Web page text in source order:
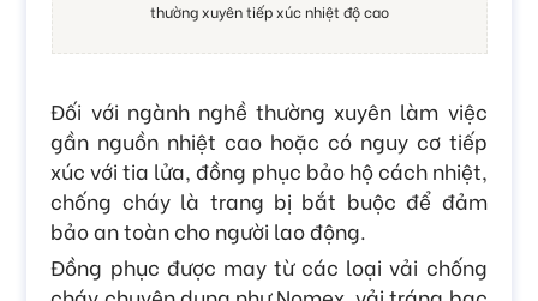
thường xuyên tiếp xúc nhiệt độ cao
Đối với ngành nghề thường xuyên làm việc
gần nguồn nhiệt cao hoặc có nguy cơ tiếp
xúc với tia lửa, đồng phục bảo hộ cách nhiệt,
chống cháy là trang bị bắt buộc để đảm
bảo an toàn cho người lao động.
Đồng phục được may từ các loại vải chống